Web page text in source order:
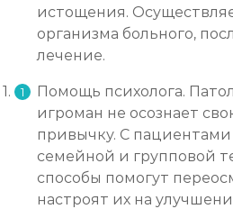
истощения.
организма больного,
лечение.
Помощь психолога.
игроман не осознает
привычку. С
семейной и групповой
способы помогут
настроят их на